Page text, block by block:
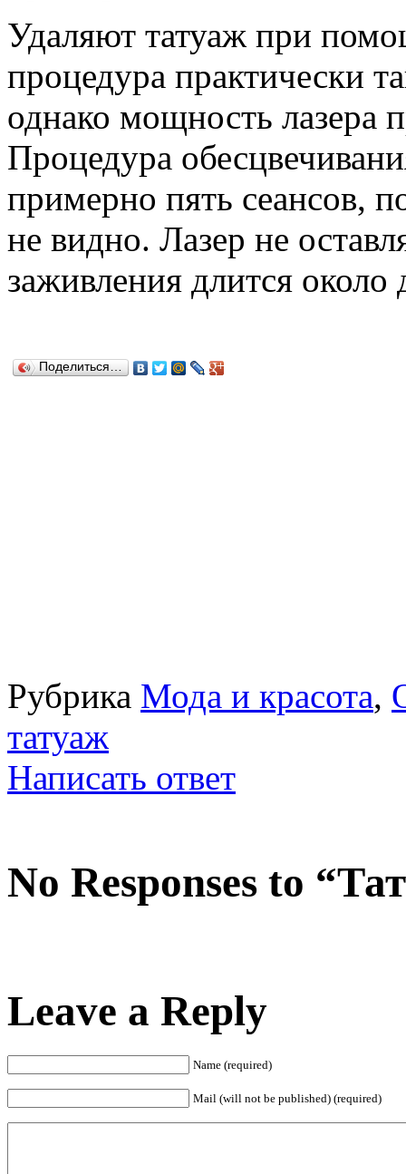
Удаляют татуаж при
процедура практически
однако мощность лазера
Процедура
примерно пять сеансов,
не видно. Лазер не
заживления длится около
Поделиться…
Рубрика Мода и красота,
татуаж
Написать ответ
No Responses to
Leave a Reply
Name (required)
Mail (will not be published) (required)